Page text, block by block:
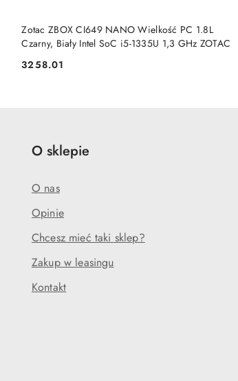
Zotac ZBOX CI649 NANO Wielkość PC 1.8L
Czarny, Biały Intel SoC i5-1335U 1,3 GHz ZOTAC
Cena:
3258.01
PRODUKT NIEDOSTĘPNY
O sklepie
O nas
Opinie
Chcesz mieć taki sklep?
Zakup w leasingu
Kontakt